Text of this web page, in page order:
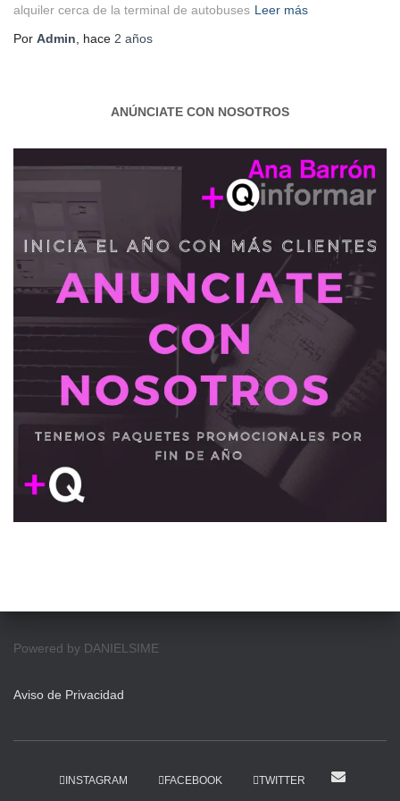
alquiler cerca de la terminal de autobuses Leer más
Por Admin , hace 2 años
ANÚNCIATE CON NOSOTROS
Powered by DANIELSIME
Aviso de Privacidad
INSTAGRAM FACEBOOK TWITTER